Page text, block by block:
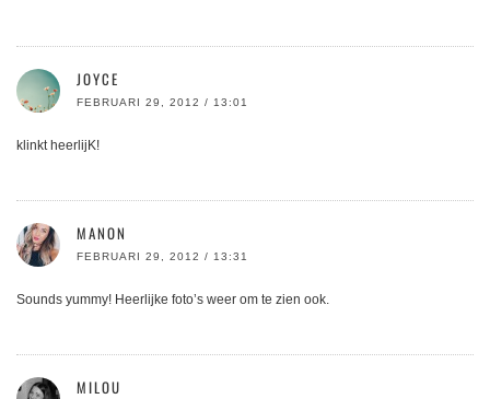
JOYCE
FEBRUARI 29, 2012 / 13:01
klinkt heerlijK!
MANON
FEBRUARI 29, 2012 / 13:31
Sounds yummy! Heerlijke foto’s weer om te zien ook.
MILOU